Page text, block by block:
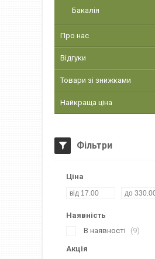
16630
Бакалія
Про нас
Відгуки
Товари зі знижками
Найкраща ціна
Фільтри
Ціна
Наявність
В наявності
9
Акція